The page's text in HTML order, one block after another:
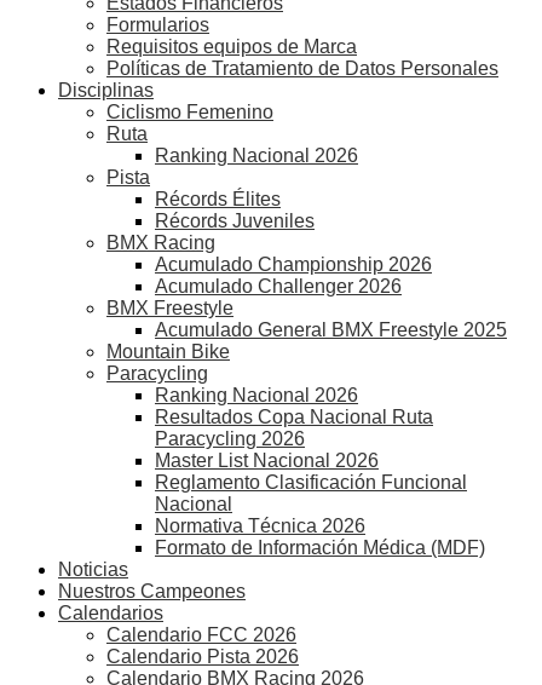
Formularios
Requisitos equipos de Marca
Políticas de Tratamiento de Datos Personales
Disciplinas
Ciclismo Femenino
Ruta
Ranking Nacional 2026
Pista
Récords Élites
Récords Juveniles
BMX Racing
Acumulado Championship 2026
Acumulado Challenger 2026
BMX Freestyle
Acumulado General BMX Freestyle 2025
Mountain Bike
Paracycling
Ranking Nacional 2026
Resultados Copa Nacional Ruta
Paracycling 2026
Master List Nacional 2026
Reglamento Clasificación Funcional
Nacional
Normativa Técnica 2026
Formato de Información Médica (MDF)
Noticias
Nuestros Campeones
Calendarios
Calendario FCC 2026
Calendario Pista 2026
Calendario BMX Racing 2026